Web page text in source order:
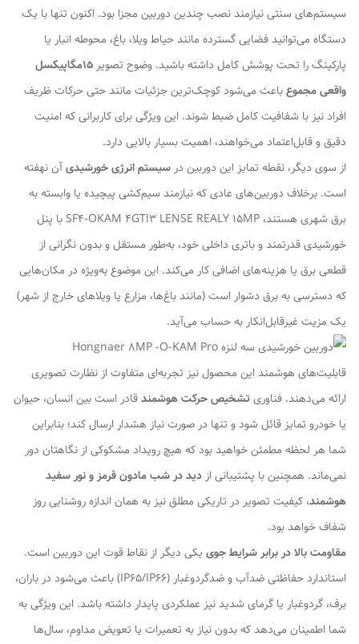
سیستم‌های سنتی نیازمند نصب چندین دوربین مجزا بود. اکنون تنها با یک
دستگاه می‌توانید فضایی گسترده مانند حیاط ویلا، باغ، محوطه انبار یا
پارکینگ را تحت پوشش کامل داشته باشید. وضوح تصویر
15مگاپیکسل
واقعی مجموعباعث می‌شود کوچک‌ترین جزئیات مانند حتی حرکات ظریف
افراد نیز با شفافیت کامل ضبط شوند. این ویژگی برای کاربرانی که امنیت
دقیق و قابل‌اعتماد می‌خواهند، اهمیت بسیار بالایی دارد.
از سوی دیگر، نقطه تمایز این دوربین در سیستم انرژی خورشیدیآن نهفته
است. برخلاف دوربین‌های عادی که نیازمند سیم‌کشی پیچیده یا وابسته به
برق شهری هستند، SF4-OKAM 4GTl3 LENSE REALY 15MP با پنل
خورشیدی قدرتمند و باتری داخلی خود، به‌طور مستقل و بدون نگرانی از
قطعی برق یا هزینه‌های اضافی کار می‌کند. این موضوع به‌ویژه در مکان‌هایی
که دسترسی به برق دشوار است (مانند باغ‌ها، مزارع یا ویلاهای خارج از شهر)
یک مزیت غیرقابل‌انکار به حساب می‌آید.
قابلیت‌های هوشمند این محصول نیز تجربه‌ای متفاوت از نظارت تصویری
ارائه می‌دهند. فناوری تشخیص حرکت هوشمندقادر است بین انسان، حیوان
یا خودرو تمایز قائل شود و تنها در صورت نیاز هشدار ارسال کند؛ بنابراین
شما هر لحظه مطمئن خواهید بود که هیچ رویداد مشکوکی از نگاهتان دور
نمی‌ماند. همچنین با پشتیبانی از دید در شب مادون قرمز و نور سفید
هوشمند، کیفیت تصویر در تاریکی مطلق نیز به همان اندازه روشنایی روز
شفاف خواهد بود.
مقاومت بالا در برابر شرایط جوی یکی دیگر از نقاط قوت این دوربین است.
استاندارد حفاظتی ضدآب و ضدگردوغبار (IP65/IP66) باعث می‌شود در باران،
برف، گردوغبار یا گرمای شدید نیز عملکردی پایدار داشته باشد. این ویژگی به
شما اطمینان می‌دهد که بدون نیاز به تعمیرات یا تعویض مداوم، سال‌ها